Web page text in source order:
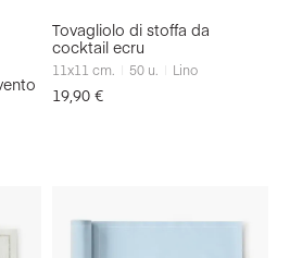
Tovagliolo di stoffa da
cocktail ecru
11x11 cm. 50 u. Lino
19,90 €